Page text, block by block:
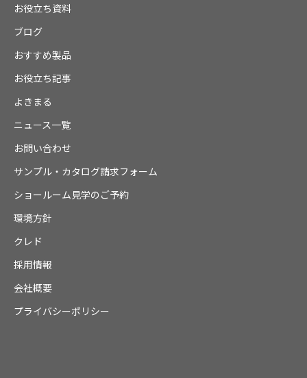
お役立ち資料
ブログ
おすすめ製品
お役立ち記事
よきまる
ニュース一覧
お問い合わせ
サンプル・カタログ請求フォーム
ショールーム見学のご予約
環境方針
クレド
採用情報
会社概要
プライバシーポリシー